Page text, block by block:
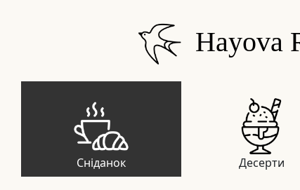
Hayova
Сніданок Десерти